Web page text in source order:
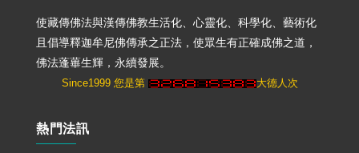
使藏傳佛法與漢傳佛教生活化、心靈化、科學化、藝術化
且倡導釋迦牟尼佛傳承之正法，使眾生有正確成佛之道，
佛法蓬蓽生輝，永續發展。
Since1999 您是第 大德人次
熱門法訊